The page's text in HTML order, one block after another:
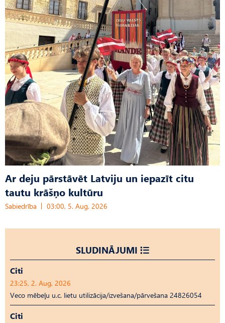
Ar deju pārstāvēt Latviju un iepazīt citu
tautu krāšņo kultūru
Sabiedrība 03:00, 5. Aug, 2026
SLUDINĀJUMI
Citi
23:25, 2. Aug, 2026
Veco mēbeļu u.c. lietu utilizācija/izvešana/pārvešana 24826054
Citi